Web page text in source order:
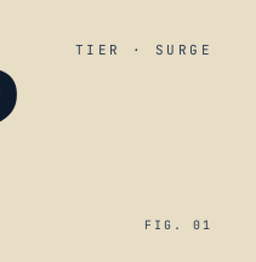
TIER · SURGE
FIG. 01